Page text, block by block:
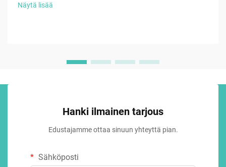
Näytä lisää
Hanki ilmainen tarjous
Edustajamme ottaa sinuun yhteyttä pian.
Sähköposti